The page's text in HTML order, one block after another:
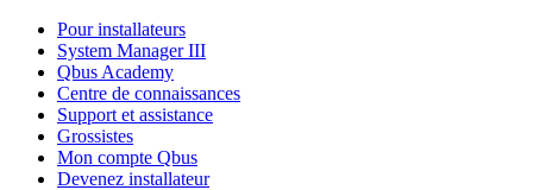
Pour installateurs
System Manager III
Qbus Academy
Centre de connaissances
Support et assistance
Grossistes
Mon compte Qbus
Devenez installateur